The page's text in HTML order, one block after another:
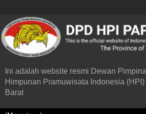
Ini adalah website resmi Dewan
Himpunan Pramuwisata Indonesia
Barat